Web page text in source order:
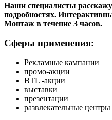
Наши специалисты
подробностях.
Монтаж в течение 3 часов.
Сферы применения:
Рекламные кампании
промо-акции
BTL -акции
выставки
презентации
развлекательные центры